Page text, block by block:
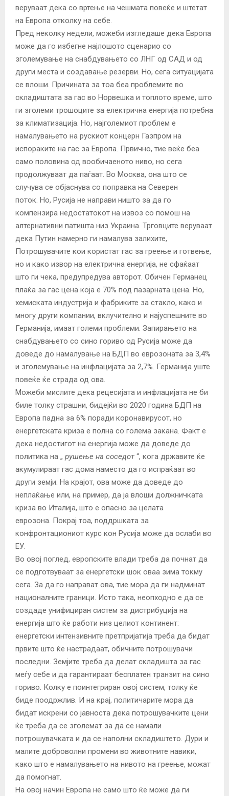
веруваат дека со вртење на чешмата повеќе и штетат
на Европа отколку на себе.
Пред неколку недели, можеби изгледаше дека Европа
може да го избегне најлошото сценарио со
зголемување на снабдувањето со ЛНГ од САД и од
други места и создавање резерви. Но, сега ситуацијата
се влоши. Причината за тоа беа проблемите во
складиштата за гас во Норвешка и топлото време, што
ги зголеми трошоците за електрична енергија потребна
за климатизација. Но, најголемиот проблем е
намалувањето на рускиот концерн Газпром на
испораките на гас за Европа. Првично, тие веќе беа
само половина од вообичаеното ниво, но сега
продолжуваат да паѓаат. Во Москва, она што се
случува се објаснува со поправка на Северен
поток. Но, Русија не направи ништо за да го
компензира недостатокот на извоз со помош на
алтернативни патишта низ Украина. Трговците веруваат
дека Путин намерно ги намалува залихите,
Потрошувачите кои користат гас за греење и готвење,
но и како извор на електрична енергија, не сфаќаат
што ги чека, предупредува авторот. Обичен Германец
плаќа за гас цена која е 70% под пазарната цена. Но,
хемиската индустрија и фабриките за стакло, како и
многу други компании, вклучително и најуспешните во
Германија, имаат големи проблеми. Запирањето на
снабдувањето со сино гориво од Русија може да
доведе до намалување на БДП во еврозоната за 3,4%
и зголемување на инфлацијата за 2,7%. Германија уште
повеќе ќе страда од ова.
Можеби мислите дека рецесијата и инфлацијата не би
биле толку страшни, бидејќи во 2020 година БДП на
Европа падна за 6% поради коронавирусот, но
енергетската криза е полна со голема закана. Факт е
дека недостигот на енергија може да доведе до
политика на „ рушење на соседот“, кога државите ќе
акумулираат гас дома наместо да го испраќаат во
други земји. На крајот, ова може да доведе до
неплаќање или, на пример, да ја влоши должничката
криза во Италија, што е опасно за целата
еврозона. Покрај тоа, поддршката за
конфронтациониот курс кон Русија може да ослаби во
ЕУ.
Во овој поглед, европските влади треба да почнат да
се подготвуваат за енергетски шок оваа зима токму
сега. За да го направат ова, тие мора да ги надминат
националните граници. Исто така, неопходно е да се
создаде унифициран систем за дистрибуција на
енергија што ќе работи низ целиот континент:
енергетски интензивните претпријатија треба да бидат
првите што ќе настрадаат, обичните потрошувачи
последни. Земјите треба да делат складишта за гас
меѓу себе и да гарантираат бесплатен транзит на сино
гориво. Колку е поинтегриран овој систем, толку ќе
биде поодржлив. И на крај, политичарите мора да
бидат искрени со јавноста дека потрошувачките цени
ќе треба да се зголемат за да се намали
потрошувачката и да се наполни складиштето. Дури и
малите доброволни промени во животните навики,
како што е намалувањето на нивото на греење, можат
да помогнат.
На овој начин Европа не само што ќе може да ги